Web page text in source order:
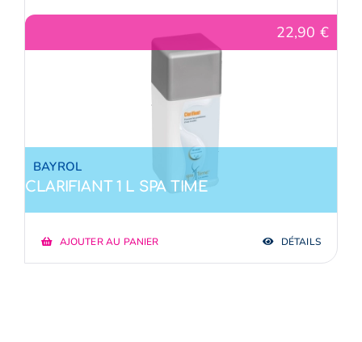
22,90 €
BAYROL
CLARIFIANT 1 L SPA TIME
AJOUTER AU PANIER DÉTAILS